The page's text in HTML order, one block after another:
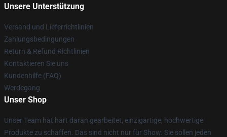
Unsere Unterstützung
Versand und Lieferrichtlinien
Zahlungsbedingungen
Return & Refund Richtlinien
Kontaktieren Sie uns
Kundenhilfe (FAQ)
Werdegang
Unser Shop
Unser Team hat hart daran gearbeitet, einzigartige, hochwertige
Produkte zu schaffen. Das sind nicht nur für Show. Sie sollen jeden